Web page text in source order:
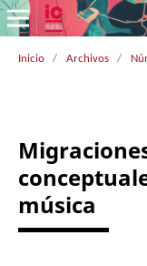
Inicio / Archivos /
música